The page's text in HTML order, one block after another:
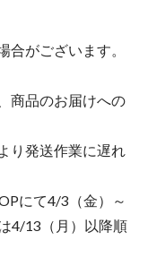
がございます。
商品のお届けへの
り発送作業に遅れ
にて4/3（金）～
4/13（月）以降順